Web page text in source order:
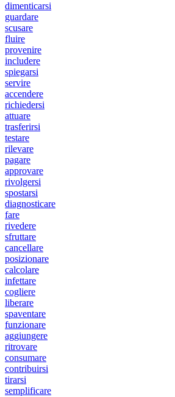
dimenticarsi
guardare
scusare
fluire
provenire
includere
spiegarsi
servire
accendere
richiedersi
attuare
trasferirsi
testare
rilevare
pagare
approvare
rivolgersi
spostarsi
diagnosticare
fare
rivedere
sfruttare
cancellare
posizionare
calcolare
infettare
cogliere
liberare
spaventare
funzionare
aggiungere
ritrovare
consumare
contribuirsi
tirarsi
semplificare